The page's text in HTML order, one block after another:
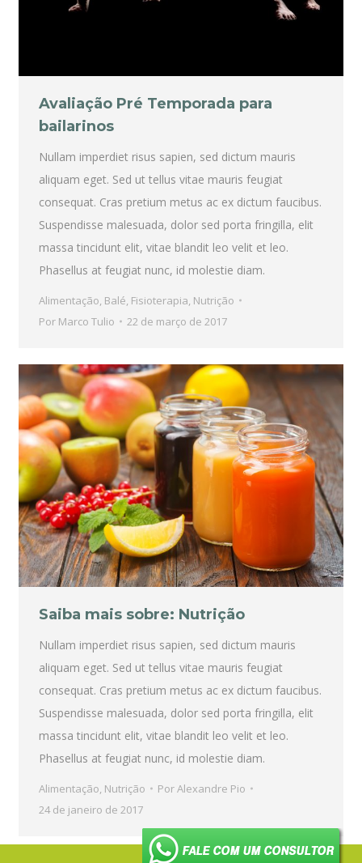
Avaliação Pré Temporada para
bailarinos
Nullam imperdiet risus sapien, sed dictum mauris
aliquam eget. Sed ut tellus vitae mauris feugiat
consequat. Cras pretium metus ac ex dictum faucibus.
Suspendisse malesuada, dolor sed porta fringilla, elit
massa tincidunt elit, vitae blandit leo velit et leo.
Phasellus at feugiat nunc, id molestie diam.
Alimentação, Balé, Fisioterapia, Nutrição
Por Marco Tulio 22 de março de 2017
Saiba mais sobre: Nutrição
Nullam imperdiet risus sapien, sed dictum mauris
aliquam eget. Sed ut tellus vitae mauris feugiat
consequat. Cras pretium metus ac ex dictum faucibus.
Suspendisse malesuada, dolor sed porta fringilla, elit
massa tincidunt elit, vitae blandit leo velit et leo.
Phasellus at feugiat nunc, id molestie diam.
Alimentação, Nutrição PorAlexandre Pio
24 de janeiro de 2017